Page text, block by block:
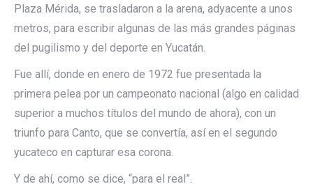
Plaza Mérida, se trasladaron a la arena, adyacente a unos
metros, para escribir algunas de las más grandes páginas
del pugilismo y del deporte en Yucatán.
Fue allí, donde en enero de 1972 fue presentada la
primera pelea por un campeonato nacional (algo en calidad
superior a muchos títulos del mundo de ahora), con un
triunfo para Canto, que se convertía, así en el segundo
yucateco en capturar esa corona.
Y de ahí, como se dice, “para el real”.